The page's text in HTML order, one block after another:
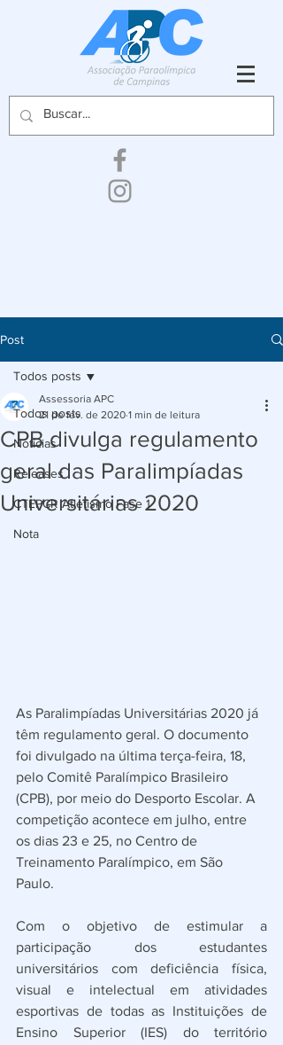
Post
Todos posts
Notícias
Releases
CTEPCR Atletismo Fase 1
Nota
Todos posts
CPB divulga regulamento
geral das Paralimpíadas
Universitárias 2020
Assessoria APC
21 de fev. de 2020 1 min de leitura
As Paralimpíadas Universitárias 2020 já
têm regulamento geral. O documento
foi divulgado na última terça-feira, 18,
pelo Comitê Paralímpico Brasileiro
(CPB), por meio do Desporto Escolar. A
competição acontece em julho, entre
os dias 23 e 25, no Centro de
Treinamento Paralímpico, em São
Paulo.
Com o objetivo de estimular a
participação dos estudantes
universitários com deficiência física,
visual e intelectual em atividades
esportivas de todas as Instituições de
Ensino Superior (IES) do território